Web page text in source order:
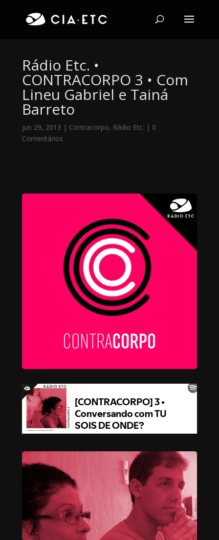
Rádio Etc. •
CONTRACORPO 3 • Com
Lineu Gabriel e Tainá
Barreto
jun 29, 2013 | Contracorpo, Rádio Etc. | 0
Comentários